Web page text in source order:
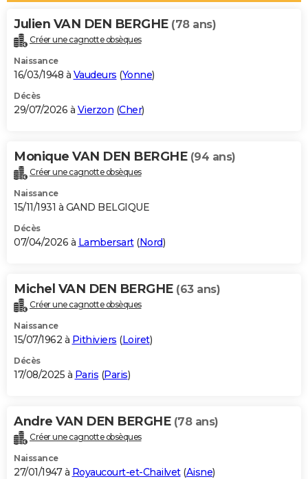
Alimentation
Guide de la santé
Maladies
Médicaments
Sommeil
VOYAGE
Destinations
City break
Voyage nature
Voyage de noces
Forum
Climat
+PHOTO
GUIDES D'ACHAT
BONS PLANS
Carte de Noël
Carte Bonne année
Carte Saint-Valentin
Carte Pâques
Carte d'anniversaire
DICTIONNAIRE
Dictionnaire
Biographies
Citations
Expressions
Proverbes
PROGRAMME TV
S'inscrire
Se connecter
Lycées
Collèges
Primaires
Universités
Entreprises
Service militaire
Avis de recherche
AVIS DE DÉCÈS
Bricolage
Lifestyle
Culture
Sport
Auto
Television
Voyage
Cinema
Julien VAN DEN BERGHE (78 ans)
Créer une cagnotte obsèques
Naissance
16/03/1948 à Vaudeurs (Yonne)
Décès
29/07/2026 à Vierzon (Cher)
Monique VAN DEN BERGHE (94 ans)
Créer une cagnotte obsèques
Naissance
15/11/1931 à GAND BELGIQUE
Décès
07/04/2026 à Lambersart(Nord)
Michel VAN DEN BERGHE (63 ans)
Créer une cagnotte obsèques
Naissance
15/07/1962 à Pithiviers (Loiret)
Décès
17/08/2025 à Paris (Paris)
Andre VAN DEN BERGHE (78 ans)
Créer une cagnotte obsèques
Naissance
27/01/1947 à Royaucourt-et-Chailvet(Aisne)